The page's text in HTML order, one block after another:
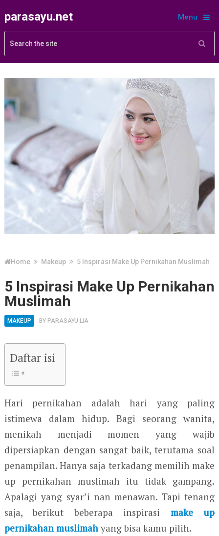
parasayu.net Menu
Home Makeup 5 Inspirasi Make Up Pernikahan Muslimah
5 Inspirasi Make Up Pernikahan
Muslimah
MAKEUP BY PARASAYU LIA
Daftar isi
Hari pernikahan adalah hari yang paling
istimewa dalam hidup. Bagi seorang wanita,
menikah menjadi momen yang wajib
dipersiapkan dengan sangat baik, terutama soal
penampilan. Hanya saja terkadang memilih make
up pernikahan muslimah itu tidak gampang.
Apalagi yang syar’i nan menawan. Tapi tenang
saja, berikut beberapa inspirasi make up
pernikahan muslimahyang bisa kamu pilih.